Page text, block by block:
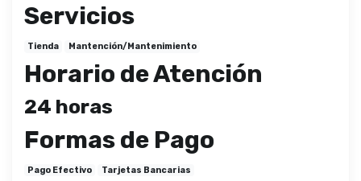
Servicios
Tienda Mantención/Mantenimiento
Horario de Atención
24 horas
Formas de Pago
Pago Efectivo Tarjetas Bancarias